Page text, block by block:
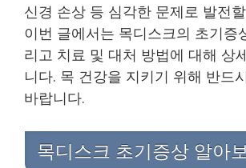
신경 손상 등 심각한 문제로 발전
이번 글에서는 목디스크의 초기증
리고 치료 및 대처 방법에 대해 상
니다. 목 건강을 지키기 위해 반드
바랍니다.
목디스크 초기증상 알아